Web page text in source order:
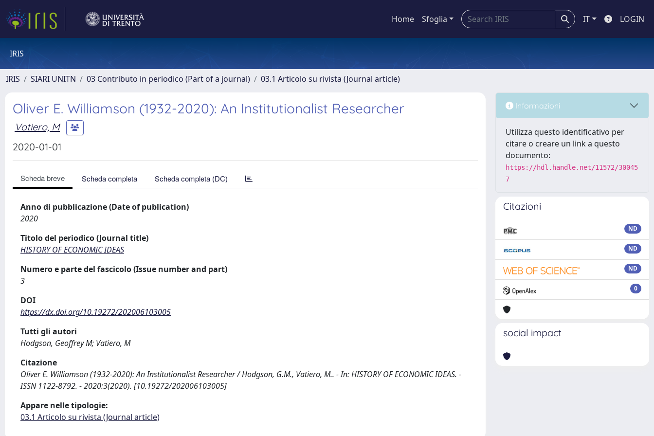
Home Sfoglia IT LOGIN
IRIS
IRIS SIARI UNITN 03 Contributo in periodico (Part of a journal) 03.1 Articolo su rivista (Journal article)
Oliver E. Williamson (1932-2020): An Institutionalist Researcher
Vatiero, M
2020-01-01
Scheda breve Scheda completa Scheda completa (DC)
Anno di pubblicazione (Date of publication)
2020
Titolo del periodico (Journal title)
HISTORY OF ECONOMIC IDEAS
Numero e parte del fascicolo (Issue number and part)
3
DOI
https://dx.doi.org/10.19272/202006103005
Tutti gli autori
Hodgson, Geoffrey M; Vatiero, M
Citazione
Oliver E. Williamson (1932-2020): An Institutionalist Researcher / Hodgson, G.M., Vatiero, M.. - In: HISTORY OF ECONOMIC IDEAS. -
ISSN 1122-8792. - 2020:3(2020). [10.19272/202006103005]
Appare nelle tipologie:
03.1 Articolo su rivista (Journal article)
Informazioni
Utilizza questo identificativo per
citare o creare un link a questo
documento:
https://hdl.handle.net/11572/30045
7
Citazioni
ND
ND
ND
0
social impact